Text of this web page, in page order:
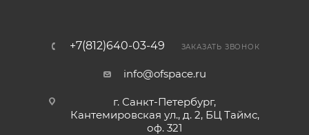
+7(812)640-03-49 ЗАКАЗАТЬ ЗВОНОК
info@ofspace.ru
г. Санкт-Петербург,
Кантемировская ул., д. 2, БЦ Таймс,
оф. 321